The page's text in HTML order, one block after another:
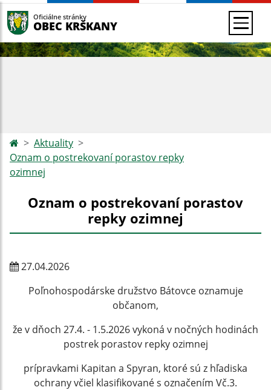
Oficiálne stránky
OBEC KRŠKANY
Aktuality
Oznam o postrekovaní porastov repky
ozimnej
Oznam o postrekovaní porastov
repky ozimnej
27.04.2026
Poľnohospodárske družstvo Bátovce oznamuje
občanom,
že v dňoch 27.4. - 1.5.2026 vykoná v nočných hodinách
postrek porastov repky ozimnej
prípravkami Kapitan a Spyran, ktoré sú z hľadiska
ochrany včiel klasifikované s označením Vč.3.